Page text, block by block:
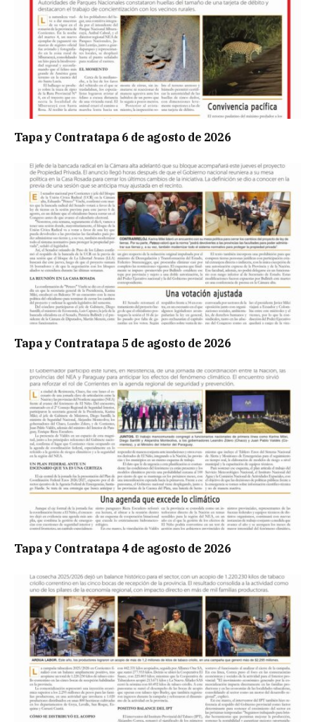
Tapa y Contratapa 6 de agosto de 2026
Tapa y Contratapa 5 de agosto de 2026
Tapa y Contratapa 4 de agosto de 2026